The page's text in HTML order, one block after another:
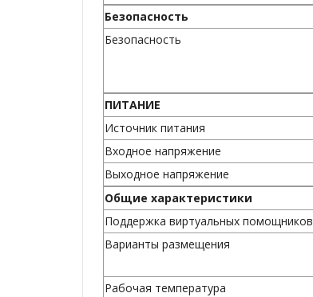
Безопасность
Безопасность
ПИТАНИЕ
Источник питания
Входное напряжение
Выходное напряжение
Общие характеристики
Поддержка виртуальных помощников
Варианты размещения
Рабочая температура